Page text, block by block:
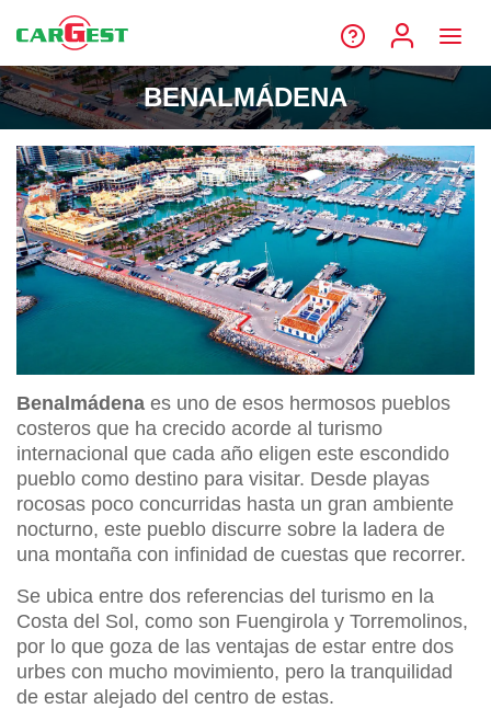
BENALMÁDENA
Benalmádena es uno de esos hermosos pueblos
costeros que ha crecido acorde al turismo
internacional que cada año eligen este escondido
pueblo como destino para visitar. Desde playas
rocosas poco concurridas hasta un gran ambiente
nocturno, este pueblo discurre sobre la ladera de
una montaña con infinidad de cuestas que recorrer.
Se ubica entre dos referencias del turismo en la
Costa del Sol, como son Fuengirola y Torremolinos,
por lo que goza de las ventajas de estar entre dos
urbes con mucho movimiento, pero la tranquilidad
de estar alejado del centro de estas.